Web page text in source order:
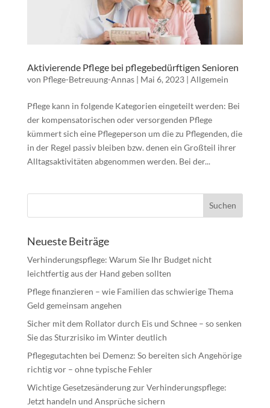
Aktivierende Pflege bei pflegebedürftigen Senioren
von Pflege-Betreuung-Annas| Mai 6, 2023| Allgemein
Pflege kann in folgende Kategorien eingeteilt werden: Bei
der kompensatorischen oder versorgenden Pflege
kümmert sich eine Pflegeperson um die zu Pflegenden, die
in der Regel passiv bleiben bzw. denen ein Großteil ihrer
Alltagsaktivitäten abgenommen werden. Bei der...
Neueste Beiträge
Verhinderungspflege: Warum Sie Ihr Budget nicht
leichtfertig aus der Hand geben sollten
Pflege finanzieren – wie Familien das schwierige Thema
Geld gemeinsam angehen
Sicher mit dem Rollator durch Eis und Schnee – so senken
Sie das Sturzrisiko im Winter deutlich
Pflegegutachten bei Demenz: So bereiten sich Angehörige
richtig vor – ohne typische Fehler
Wichtige Gesetzesänderung zur Verhinderungspflege:
Jetzt handeln und Ansprüche sichern